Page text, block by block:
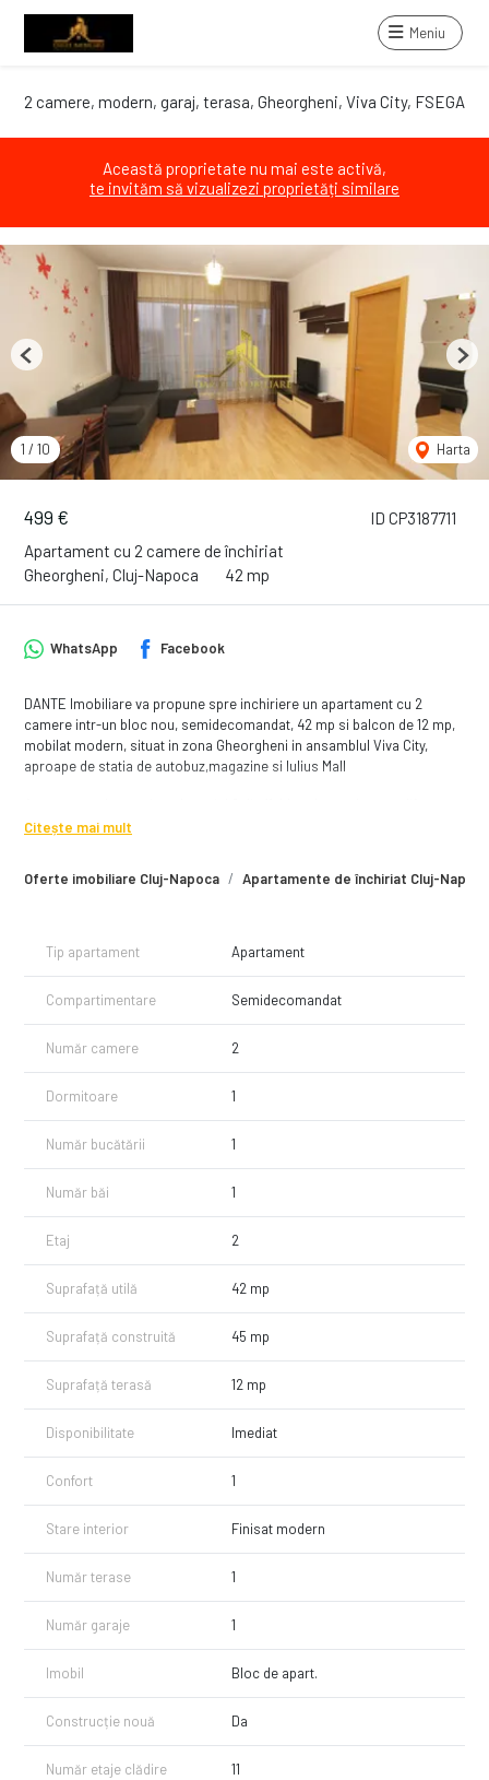
Meniu
2 camere, modern, garaj, terasa, Gheorgheni, Viva City, FSEGA
Această proprietate nu mai este activă,
te invităm să vizualizezi proprietăți similare
ID CP3187711
499 €
Apartament cu 2 camere de închiriat
Gheorgheni, Cluj-Napoca
42 mp
1 / 10 Harta
Previous Next
Oferte imobiliare Cluj-Napoca Apartamente de închiriat Cluj-Napoca
WhatsApp Facebook
DANTE Imobiliare va propune spre inchiriere un apartament cu 2
camere intr-un bloc nou, semidecomandat, 42 mp si balcon de 12 mp,
mobilat modern, situat in zona Gheorgheni in ansamblul Viva City,
aproape de statia de autobuz,magazine si Iulius Mall
compartimentarea fiind astfel: dormitor cu pat dublu si dulap pentru
hota,baie cu cada.
In pretul afisat este inclus un loc de parcare subteran!
Citește mai mult
Tip apartament Apartament
Compartimentare Semidecomandat
Număr camere 2
Dormitoare 1
Număr bucătării 1
Număr băi 1
Etaj 2
Suprafață utilă 42 mp
Suprafață construită 45 mp
Suprafață terasă 12 mp
Disponibilitate Imediat
Confort 1
Stare interior Finisat modern
Număr terase 1
Număr garaje 1
Imobil Bloc de apart.
Construcție nouă Da
Număr etaje clădire 11